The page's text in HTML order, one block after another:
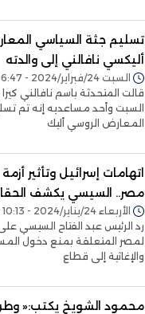
تسليم جثة السياسي
أليكسي نافالني إلى والدته
السبت 24/فبراير/2024 - 06:47 م
قالت المتحدثة باسم نافالني كيرا
السبت وأحد مساعديه إنه تم
المعارض الروسي أليك
اتهامات إسرائيل وتأثير
مصر.. السيسي يكشف
الأربعاء 24/يناير/2024 - 10:13 م
رد الرئيس عبد الفتاح السيسي
لمصر المتعلقة بمنع دخول
والإغاثية إلى قطاع
محمود الشويخ يكتب:«